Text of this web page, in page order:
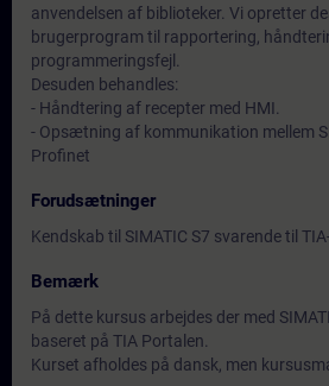
anvendelsen af biblioteker. Vi opretter
brugerprogram til rapportering,
programmeringsfejl.
Desuden behandles:
- Håndtering af recepter med HMI.
- Opsætning af kommunikation mellem
Profinet
Forudsætninger
Kendskab til SIMATIC S7 svarende til
Bemærk
På dette kursus arbejdes der med
baseret på TIA Portalen.
Kurset afholdes på dansk, men